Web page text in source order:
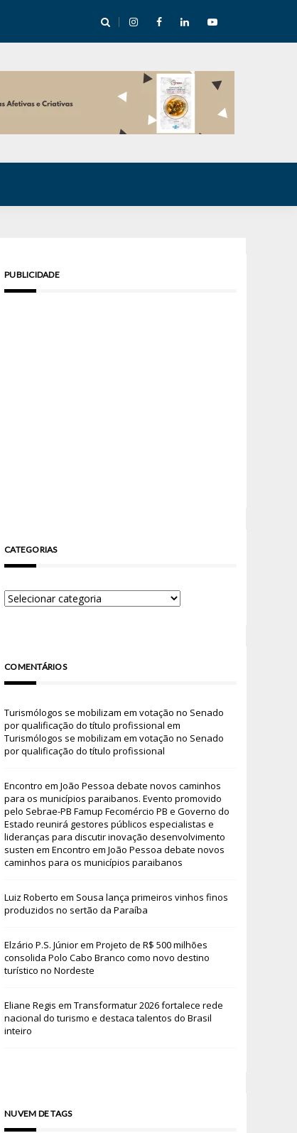
mentoria de storytelling com 10 vagas
PUBLICIDADE
CATEGORIAS
COMENTÁRIOS
Turismólogos se mobilizam em votação no Senado
por qualificação do título profissional em
Turismólogos se mobilizam em votação no Senado
por qualificação do título profissional
Encontro em João Pessoa debate novos caminhos
para os municípios paraibanos. Evento promovido
pelo Sebrae-PB Famup Fecomércio PB e Governo do
Estado reunirá gestores públicos especialistas e
lideranças para discutir inovação desenvolvimento
susten em Encontro em João Pessoa debate novos
caminhos para os municípios paraibanos
Luiz Roberto em Sousa lança primeiros vinhos finos
produzidos no sertão da Paraíba
Elzário P.S. Júniorem Projeto de R$ 500 milhões
consolida Polo Cabo Branco como novo destino
turístico no Nordeste
Eliane Regis em Transformatur 2026 fortalece rede
nacional do turismo e destaca talentos do Brasil
inteiro
NUVEM DE TAGS